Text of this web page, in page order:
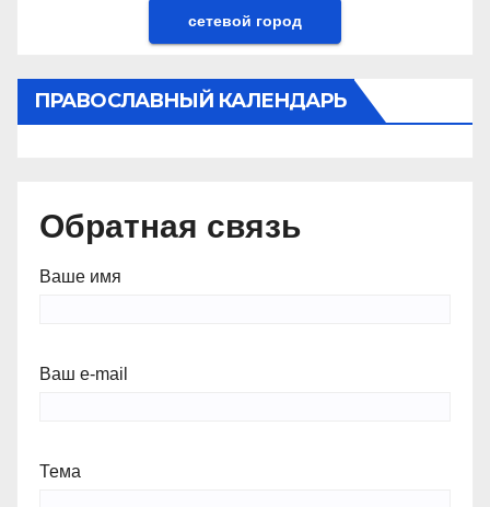
сетевой город
ПРАВОСЛАВНЫЙ КАЛЕНДАРЬ
Обратная связь
Ваше имя
Ваш e-mail
Тема